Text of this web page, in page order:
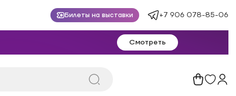
Билеты на выставки +7 906 078-85-06
Смотреть